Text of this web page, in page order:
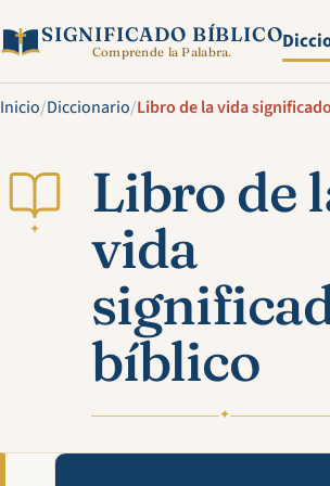
SIGNIFICADO BÍBLICO
Comprende la Palabra.
Inicio/Diccionario/Libro de la vida
✦
Libro de
vida
bíblico
✦
Mira esta